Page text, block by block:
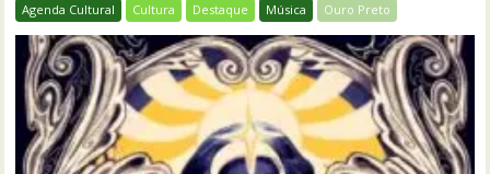
Agenda Cultural Cultura Destaque Música Ouro Preto